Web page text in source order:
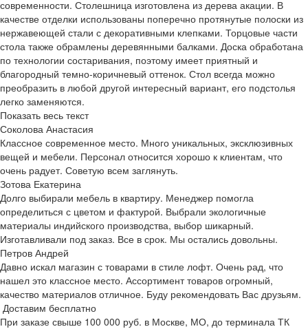
современности. Столешница изготовлена из дерева акации. В
качестве отделки использованы поперечно протянутые полоски из
нержавеющей стали с декоративными клепками. Торцовые части
стола также обрамлены деревянными балками. Доска обработана
по технологии состаривания, поэтому имеет приятный и
благородный темно-коричневый оттенок. Стол всегда можно
преобразить в любой другой интересный вариант, его подстолья
легко заменяются.
Показать весь текст
Соколова Анастасия
Классное современное место. Много уникальных, эксклюзивных
вещей и мебели. Персонал относится хорошо к клиентам, что
очень радует. Советую всем заглянуть.
Зотова Екатерина
Долго выбирали мебель в квартиру. Менеджер помогла
определиться с цветом и фактурой. Выбрали экологичные
материалы индийского производства, выбор шикарный.
Изготавливали под заказ. Все в срок. Мы остались довольны.
Петров Андрей
Давно искал магазин с товарами в стиле лофт. Очень рад, что
нашел это классное место. Ассортимент товаров огромный,
качество материалов отличное. Буду рекомендовать Вас друзьям.
Доставим бесплатно
При заказе свыше 100 000 руб. в Москве, МО, до терминала ТК